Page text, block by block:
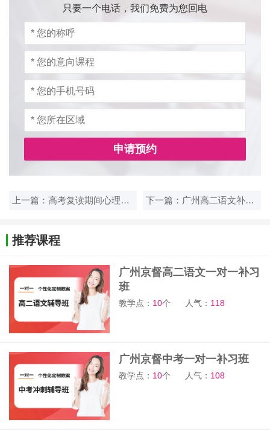
只要一个电话，我们免费为您回电
申请预约
上一篇：高考复读期间心理调节，广州学生可参考的建议 下一篇：广州高二语文补习一对一效果不明显怎么办
推荐课程
广州京督高二语文一对一补习
班
教学点： 10个 人气： 118
广州京督中考一对一补习班
教学点： 10个 人气： 108